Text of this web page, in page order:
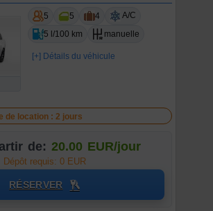
5 5 4
A/C
5 l/100 km
manuelle
[+] Détails du véhicule
de location : 2 jours
de: 20.00 EUR/jour
Dépôt requis: 0 EUR
RÉSERVER